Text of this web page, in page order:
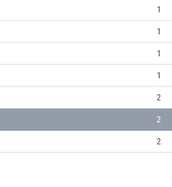
1
1
1
1
2
2
2